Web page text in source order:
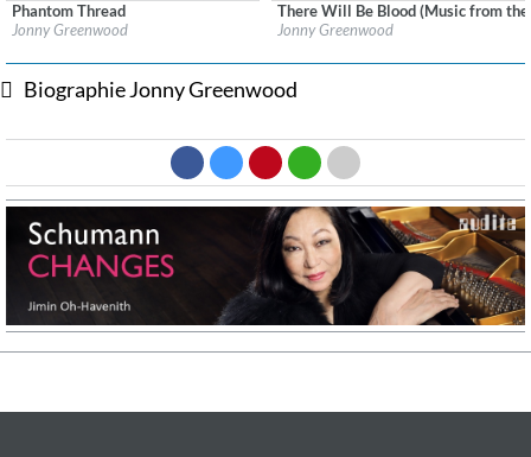
Label:Nonesuch, Nonesuch Records
Genre:
Phantom Thread
Jonny Greenwood
Label:Nonesuch
Genre:
There Will Be Blood (Music from
Jonny Greenwood
Biographie Jonny Greenwood